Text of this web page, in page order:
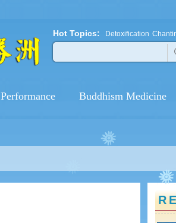
Hot Topics: Detoxification
Performance Buddhism Medicine